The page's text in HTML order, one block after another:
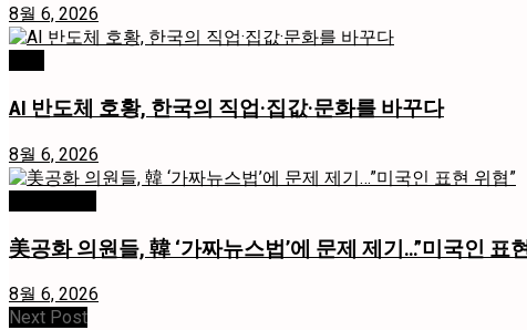
8월 6, 2026
AI 반도체 호황, 한국의 직업·집값·문화를 바꾸다
8월 6, 2026
美공화 의원들, 韓 ‘가짜뉴스법’에 문제 제기…”미국인 표
8월 6, 2026
Next Post